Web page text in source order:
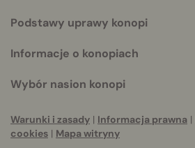
Podstawy uprawy konopi
Informacje o konopiach
Wybór nasion konopi
Warunki i zasady | Informacja prawna |
cookies | Mapa witryny